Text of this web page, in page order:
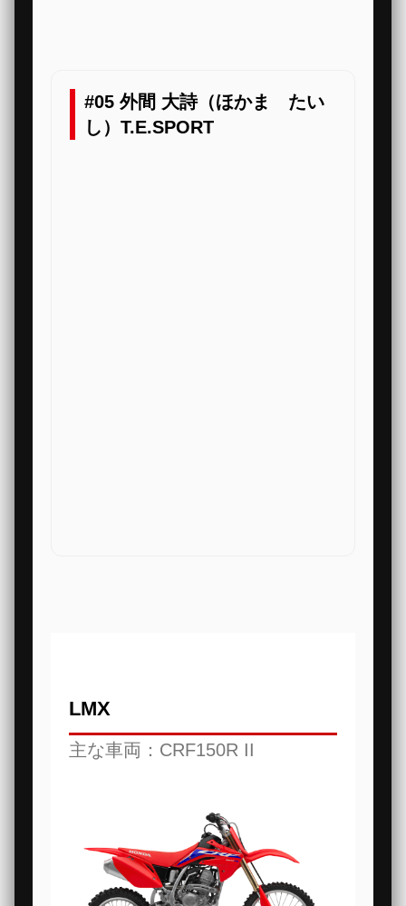
#05 外間 大詩（ほかま たい
し）T.E.SPORT
LMX
主な車両：CRF150R II